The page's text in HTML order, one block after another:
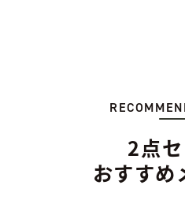
2点
おすすめ